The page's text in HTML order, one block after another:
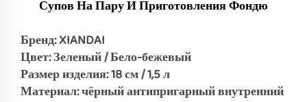
Супов На Пару И Приготовления Фондю
Бренд: XIANDAI
Цвет: Зеленый / Бело-бежевый
Размер изделия: 18 см / 1,5 л
Материал: чёрный антипригарный внутренний